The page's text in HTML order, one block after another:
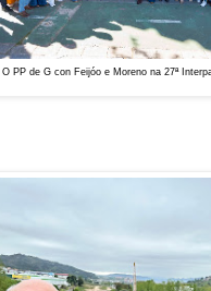
O PP de G con Feijóo e Moreno na 27ª